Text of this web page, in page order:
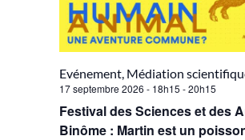
17 septembre 2026 - 18h15 -20h15
Festival des Sciences et des
Binôme : Martin est un
Evénement, Médiation